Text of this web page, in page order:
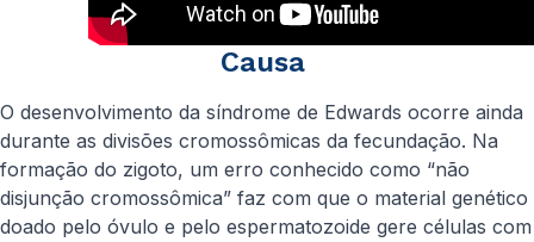
Causa
O desenvolvimento da síndrome de Edwards ocorre ainda
durante as divisões cromossômicas da fecundação. Na
formação do zigoto, um erro conhecido como “não
disjunção cromossômica” faz com que o material genético
doado pelo óvulo e pelo espermatozoide gere células com